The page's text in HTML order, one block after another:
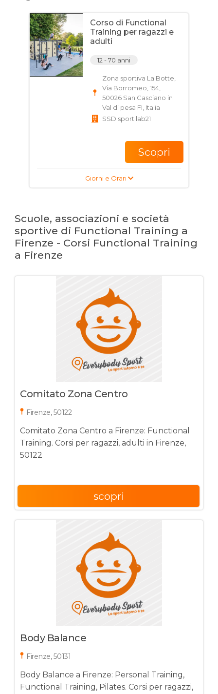
Corso di Functional
Training per ragazzi e
adulti
12 - 70 anni
Zona sportiva La Botte,
Via Borromeo, 154,
50026 San Casciano in
Val di pesa FI, Italia
SSD sport lab21
Scopri
Giorni e Orari
Scuole, associazioni e società
sportive di Functional Training a
Firenze - Corsi Functional Training
a Firenze
Comitato Zona Centro
Firenze, 50122
Comitato Zona Centro a Firenze: Functional
Training. Corsi per ragazzi, adulti in Firenze,
50122
scopri
Body Balance
Firenze, 50131
Body Balance a Firenze: Personal Training,
Functional Training, Pilates. Corsi per ragazzi,